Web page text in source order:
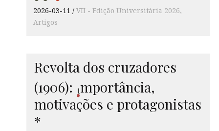
2026-03-11
VII - Edição Universitária 2026
Artigos
Revolta dos cruzadores
(1906): importância,
motivações e protagonistas
*